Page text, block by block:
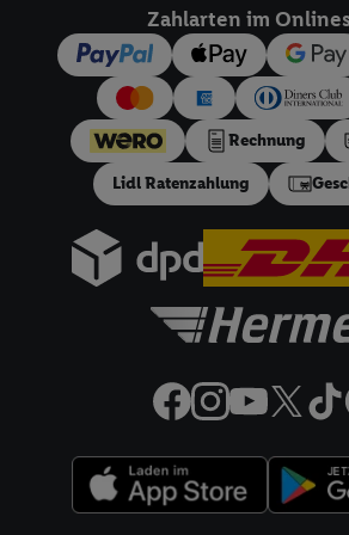
Zahlarten im
Rechnung
Lidl Ratenzahlung
dieser Werbeausspielungen.
Sofern Sie hier Ihre Zustimmung dazu
Lidl Plus-Konto erstellen bzw. sich in Ihr
Plus-Konto einloggen, kann darüber
angegebene E-Mail-Adresse von uns in
Verantwortlichkeit mit einem der oben
verwendet werden, um daraus eine
die sogleich beschriebene Utiq-Kennung
um Sie in von Dritten betriebenen
uns und einem der anderen oben
gemeinsamer Verantwortlichkeit
Zudem erlauben Sie uns, der Utiq SA/NV
in den Lidl-Diensten einzusetzen. Utiq
Ihrer IP-Adresse, ob die Technologie für